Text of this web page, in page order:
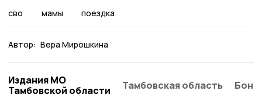
сво мамы поездка
Автор: Вера Мирошкина
Издания МО
Тамбовской области
Тамбовская область